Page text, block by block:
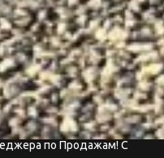
по Продажам! С